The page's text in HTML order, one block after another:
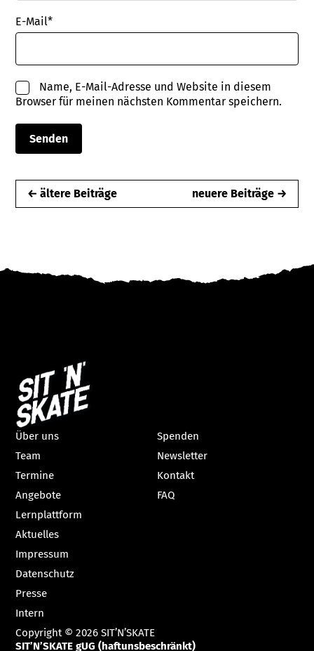
E-Mail*
Name, E-Mail-Adresse und Website in diesem
Browser für meinen nächsten Kommentar speichern.
← ältere Beiträge neuere Beiträge →
Über uns
Team
Termine
Angebote
Lernplattform
Aktuelles
Spenden
Newsletter
Kontakt
FAQ
Impressum
Datenschutz
Presse
Intern
Copyright © 2026 SIT’N’SKATE
SIT’N’SKATE gUG (haftunsbeschränkt)